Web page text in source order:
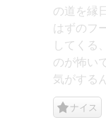
の道を縁
はずのフ
してくる
のが怖い
気がする
ナイス